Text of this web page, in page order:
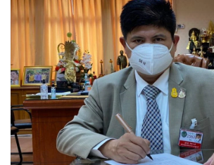
Management & HR
MGR Live
Infographic
• การเมือง
ท่องเที่ยว
• กีฬา
• ต่างประเทศ